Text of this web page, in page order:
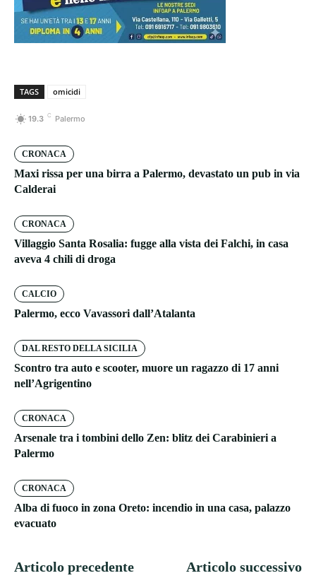
TAGS omicidi
19.3 C Palermo
CRONACA
Maxi rissa per una birra a Palermo, devastato un pub in via
Calderai
CRONACA
Villaggio Santa Rosalia: fugge alla vista dei Falchi, in casa
aveva 4 chili di droga
CALCIO
Palermo, ecco Vavassori dall’Atalanta
DAL RESTO DELLA SICILIA
Scontro tra auto e scooter, muore un ragazzo di 17 anni
nell’Agrigentino
CRONACA
Arsenale tra i tombini dello Zen: blitz dei Carabinieri a
Palermo
CRONACA
Alba di fuoco in zona Oreto: incendio in una casa, palazzo
evacuato
Articolo precedente Articolo successivo